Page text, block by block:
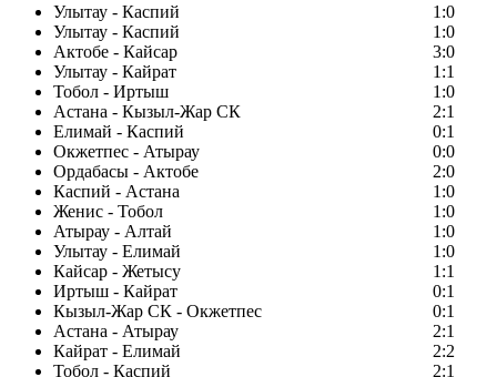
Улытау - Каспий
1:0
Улытау - Каспий
1:0
Актобе - Кайсар
3:0
Улытау - Кайрат
1:1
Тобол - Иртыш
1:0
Астана - Кызыл-Жар СК
2:1
Елимай - Каспий
0:1
Окжетпес - Атырау
0:0
Ордабасы - Актобе
2:0
Каспий - Астана
1:0
Женис - Тобол
1:0
Атырау - Алтай
1:0
Улытау - Елимай
1:0
Кайсар - Жетысу
1:1
Иртыш - Кайрат
0:1
Кызыл-Жар СК - Окжетпес
0:1
Астана - Атырау
2:1
Кайрат - Елимай
2:2
Тобол - Каспий
2:1